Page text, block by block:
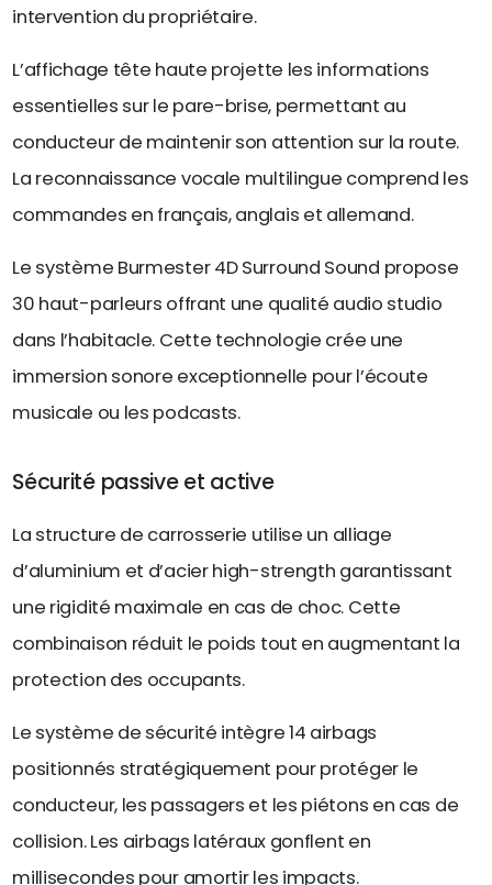
intervention du propriétaire.
L’affichage tête haute projette les informations
essentielles sur le pare-brise, permettant au
conducteur de maintenir son attention sur la route.
La reconnaissance vocale multilingue comprend les
commandes en français, anglais et allemand.
Le système Burmester 4D Surround Sound propose
30 haut-parleurs offrant une qualité audio studio
dans l’habitacle. Cette technologie crée une
immersion sonore exceptionnelle pour l’écoute
musicale ou les podcasts.
Sécurité passive et active
La structure de carrosserie utilise un alliage
d’aluminium et d’acier high-strength garantissant
une rigidité maximale en cas de choc. Cette
combinaison réduit le poids tout en augmentant la
protection des occupants.
Le système de sécurité intègre 14 airbags
positionnés stratégiquement pour protéger le
conducteur, les passagers et les piétons en cas de
collision. Les airbags latéraux gonflent en
millisecondes pour amortir les impacts.